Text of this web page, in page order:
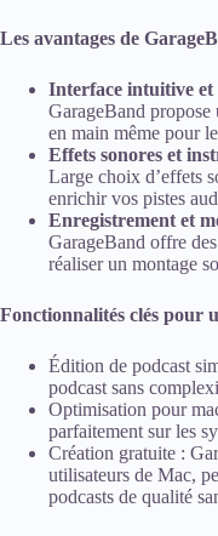
Les avantages de
Interface intuitive et
GarageBand
en main même pour
Effets sonores et
Large choix d’effets
enrichir vos pistes
Enregistrement et
GarageBand offre
réaliser un montage
Fonctionnalités clés pour
Édition de podcast
podcast sans
Optimisation pour
parfaitement sur les
Création gratuite :
utilisateurs de Mac,
podcasts de qualité